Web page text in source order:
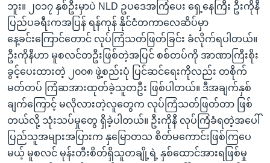
ဘူး။ ၂၀၁၇ နှစ်ဦးမှာပဲ NLD ဥပဒေအကြံပေး ရှေ့နေကြီး ဦးကိုနီ
ပြည်ပခရီးကအပြန် ရန်ကုန် နိုင်ငံတကာလေဆိပ်မှာ
နေ့ခင်းကြောင်တောင် လုပ်ကြံသတ်ဖြတ်ခြင်း ခံလိုက်ရပါတယ်။
ဦးကိုနီဟာ မူစလင်တဦးဖြစ်တဲ့အပြင် စစ်တပ်ကို အာဏာကြီးစိုး
ခွင့်ပေးထားတဲ့ ၂၀၀၈ ဖွဲ့စည်းပုံ ပြင်ဆင်ရေးကိုလည်း တစိုက်
မတ်တပ် ကြံဆအားထုတ်ခဲ့သူတဦး ဖြစ်ပါတယ်။ ဒီအချက်နှစ်
ချက်ကြောင့် မလိုလားတဲ့လူတွေက လုပ်ကြံသတ်ဖြတ်တာ ဖြစ်
တယ်လို့ သုံးသပ်မှုတွေ ရှိခဲ့ပါတယ်။ ဦးကိုနီ လုပ်ကြံခံရတဲ့အပေါ်
ပြည်သူအများအပြားက နှမြောတသ စိတ်မကောင်းဖြစ်ကြပေ
မယ့် မူစလင် မုန်းတီးစိတ်ရှိသူတချို့ရဲ့ နှစ်ထောင်အားရဖြစ်မှု